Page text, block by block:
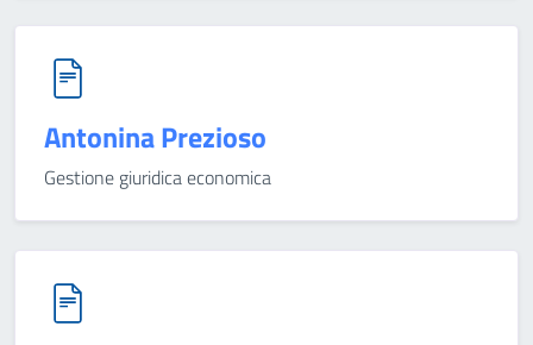
Antonina Prezioso
Gestione giuridica economica